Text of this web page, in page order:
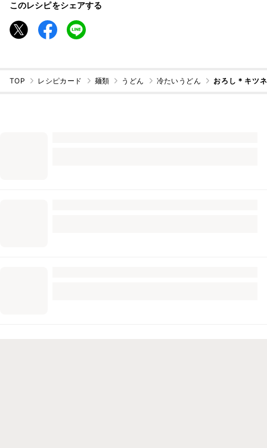
このレシピをシェアする
TOP レシピカード 麺類 うどん 冷たいうどん おろし＊キツ